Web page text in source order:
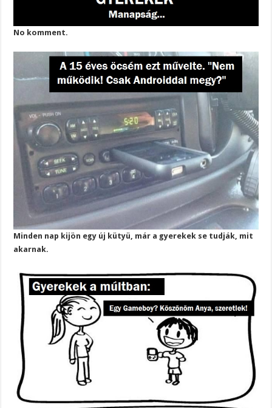
No komment.
Minden nap kijön egy új kütyü, már a gyerekek se tudják, mit
akarnak.